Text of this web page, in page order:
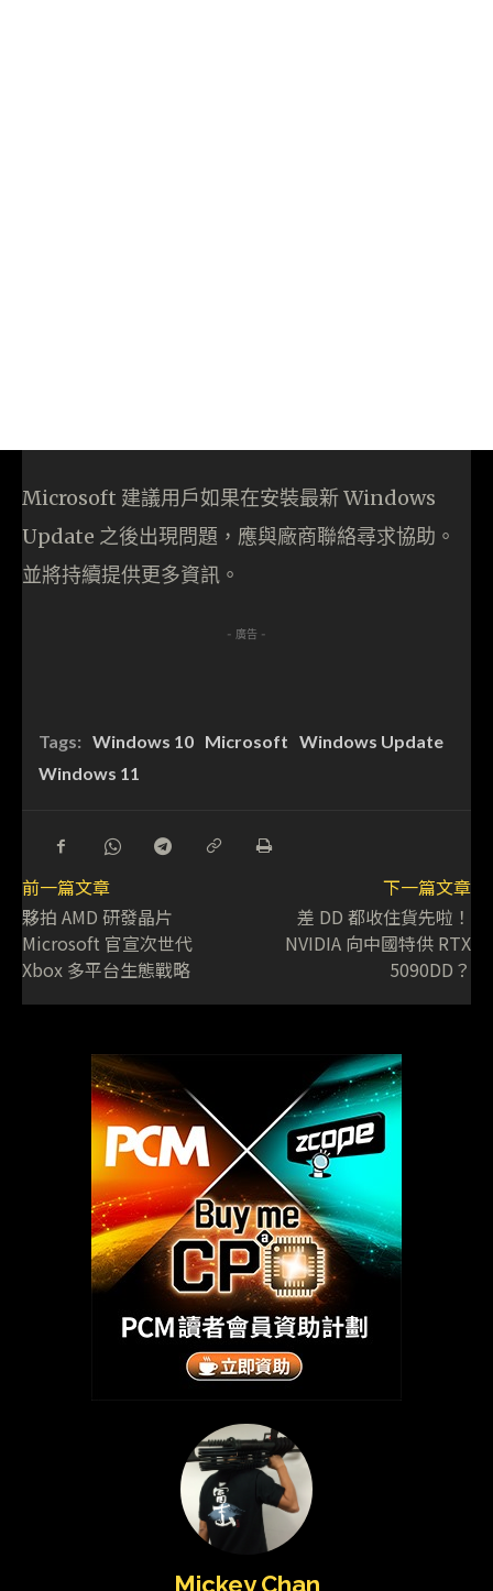
Microsoft 建議用戶如果在安裝最新 Windows
Update 之後出現問題，應與廠商聯絡尋求協助。
並將持續提供更多資訊。
- 廣告 -
Tags: Windows 10 Microsoft Windows Update
Windows 11
前一篇文章
夥拍 AMD 研發晶片
Microsoft 官宣次世代
Xbox 多平台生態戰略
下一篇文章
差 DD 都收住貨先啦！
NVIDIA 向中國特供 RTX
5090DD？
Mickey Chan